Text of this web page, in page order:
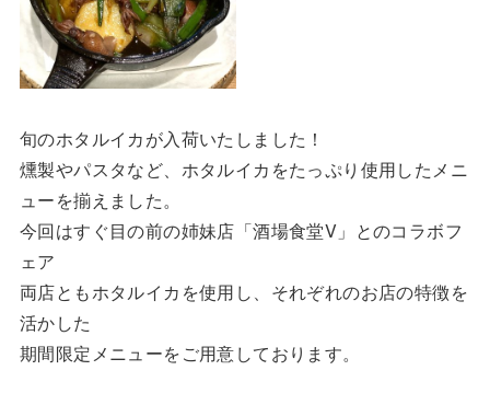
旬のホタルイカが入荷いたしました！
燻製やパスタなど、ホタルイカをたっぷり使用したメニ
ューを揃えました。
今回はすぐ目の前の姉妹店「酒場食堂V」とのコラボフ
ェア
両店ともホタルイカを使用し、それぞれのお店の特徴を
活かした
期間限定メニューをご用意しております。